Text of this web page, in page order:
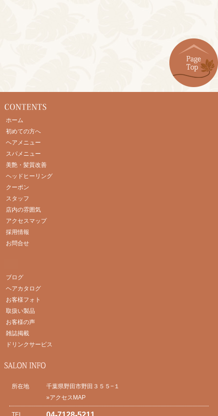
ホーム
初めての方へ
ヘアメニュー
スパメニュー
美艶・髪質改善
ヘッドヒーリング
クーポン
スタッフ
店内の雰囲気
アクセスマップ
採用情報
お問合せ
ブログ
ヘアカタログ
お客様フォト
取扱い製品
お客様の声
雑誌掲載
ドリンクサービス
所在地
千葉県野田市野田３５５−１
»アクセスMAP
TEL